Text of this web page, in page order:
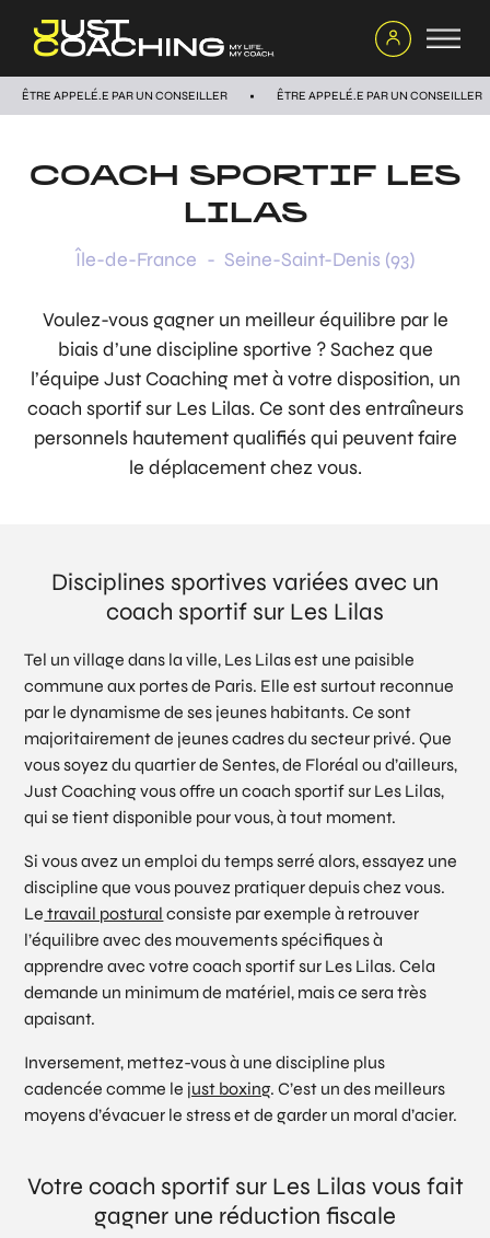
ÊTRE APPELÉ.E PAR UN CONSEILLER ÊTRE APPELÉ.E PAR UN CONSEILLER
COACH SPORTIF LES
LILAS
Île-de-France - Seine-Saint-Denis (93)
Voulez-vous gagner un meilleur équilibre par le
biais d’une discipline sportive ? Sachez que
l’équipe Just Coaching met à votre disposition, un
coach sportif sur Les Lilas. Ce sont des entraîneurs
personnels hautement qualifiés qui peuvent faire
le déplacement chez vous.
Disciplines sportives variées avec un
coach sportif sur Les Lilas
Tel un village dans la ville, Les Lilas est une paisible
commune aux portes de Paris. Elle est surtout reconnue
par le dynamisme de ses jeunes habitants. Ce sont
majoritairement de jeunes cadres du secteur privé. Que
vous soyez du quartier de Sentes, de Floréal ou d’ailleurs,
Just Coaching vous offre un coach sportif sur Les Lilas,
qui se tient disponible pour vous, à tout moment.
Si vous avez un emploi du temps serré alors, essayez une
discipline que vous pouvez pratiquer depuis chez vous.
Le travail postural consiste par exemple à retrouver
l’équilibre avec des mouvements spécifiques à
apprendre avec votre coach sportif sur Les Lilas. Cela
demande un minimum de matériel, mais ce sera très
apaisant.
Inversement, mettez-vous à une discipline plus
cadencée comme le just boxing. C’est un des meilleurs
moyens d’évacuer le stress et de garder un moral d’acier.
Votre coach sportif sur Les Lilas vous fait
gagner une réduction fiscale